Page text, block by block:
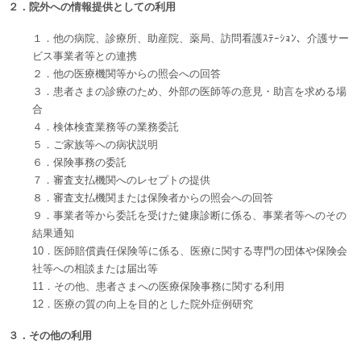
２．院外への情報提供としての利用
１．他の病院、診療所、助産院、薬局、訪問看護ｽﾃｰｼｮﾝ、介護サー
ビス事業者等との連携
２．他の医療機関等からの照会への回答
３．患者さまの診療のため、外部の医師等の意見・助言を求める場
合
４．検体検査業務等の業務委託
５．ご家族等への病状説明
６．保険事務の委託
７．審査支払機関へのレセプトの提供
８．審査支払機関または保険者からの照会への回答
９．事業者等から委託を受けた健康診断に係る、事業者等へのその
結果通知
10．医師賠償責任保険等に係る、医療に関する専門の団体や保険会
社等への相談または届出等
11．その他、患者さまへの医療保険事務に関する利用
12．医療の質の向上を目的とした院外症例研究
３．その他の利用